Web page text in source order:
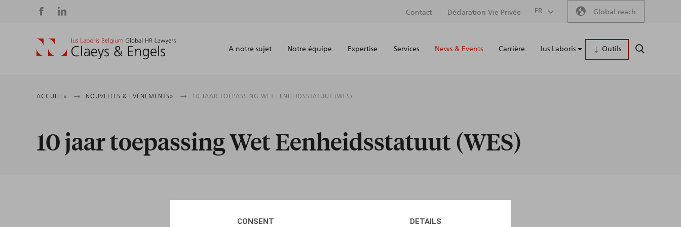
CONSENT DETAILS
Social
media
Secondary
menu
Contact Déclaration Vie Privée FR Global reach
Main
A notre sujet Notre équipe Expertise Services News & Events Carrière Ius Laboris Outils
Fil
d'Ariane
ACCUEIL NOUVELLES & EVÈNEMENTS 10 JAAR TOEPASSING WET EENHEIDSSTATUUT (WES)
10 jaar toepassing Wet Eenheidsstatuut (WES)